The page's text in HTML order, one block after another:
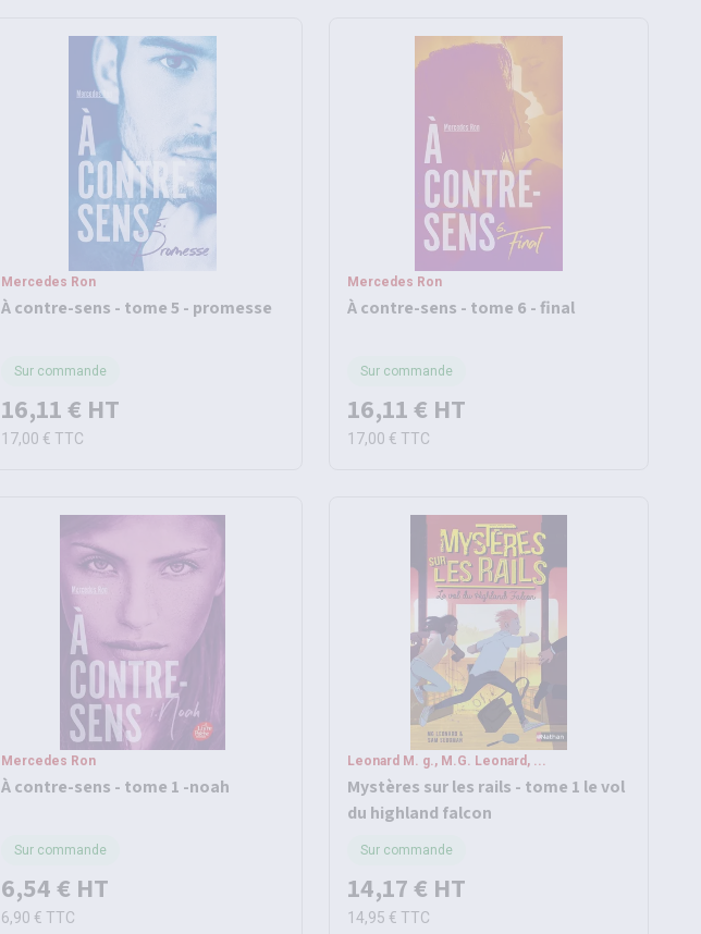
Mercedes Ron
À contre-sens - tome 5 - promesse
Sur commande
16,11 € HT
17,00 € TTC
Mercedes Ron
À contre-sens - tome 6 - final
Sur commande
16,11 € HT
17,00 € TTC
Mercedes Ron
À contre-sens - tome 1 -noah
Sur commande
6,54 € HT
6,90 € TTC
Leonard M. g., M.G. Leonard, ...
Mystères sur les rails - tome 1 le vol
du highland falcon
Sur commande
14,17 € HT
14,95 € TTC